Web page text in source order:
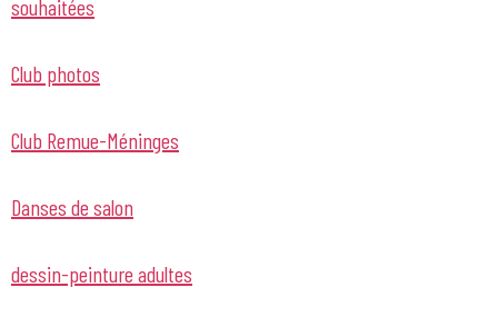
souhaitées
Club photos
Club Remue-Méninges
Danses de salon
dessin-peinture adultes